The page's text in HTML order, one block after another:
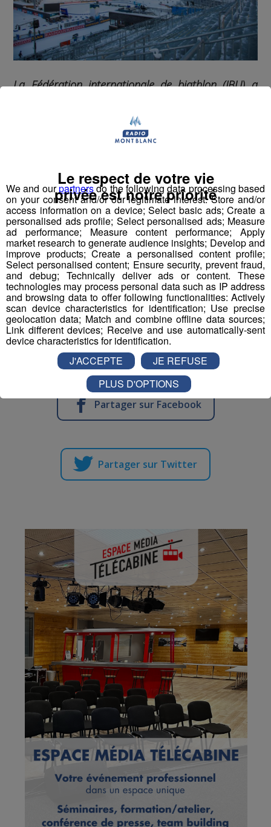
La Fédération internationale de biathlon (IBU) a
programme de la Coupe du Monde notamment
Compte tenu du contexte sanitaire et de cette épidémie
de la Covid-19, les responsables veulent limiter les
déplacements.
Il y aura bien trois étapes de Coupe du monde de
biathlon en janvier, mais uniquement sur deux sites, au
lieu de trois.
C’est l’étape de Ruhpolding qui est annulée.
Les biathlètes se rendront d’abord à Oberhof en
Allemagne pour y rester deux semaines, avant de rendre
en Italie, à Antholz.
Partager sur Facebook
Partager sur Twitter
We and ourpartnersdo the following data processing based
on your consent and/or our legitimate interest: Store and/or
access information on a device; Select basic ads; Create a
personalised ads profile; Select personalised ads; Measure
ad performance; Measure content performance; Apply
market research to generate audience insights; Develop and
improve products; Create a personalised content profile;
Select personalised content; Ensure security, prevent fraud,
and debug; Technically deliver ads or content. These
technologies may process personal data such as IP address
and browsing data to offer following functionalities: Actively
scan device characteristics for identification; Use precise
geolocation data; Match and combine offline data sources;
Link different devices; Receive and use automatically-sent
device characteristics for identification.
Le respect de votre vie
privée est notre priorité
J'ACCEPTE
JE REFUSE
PLUS D'OPTIONS